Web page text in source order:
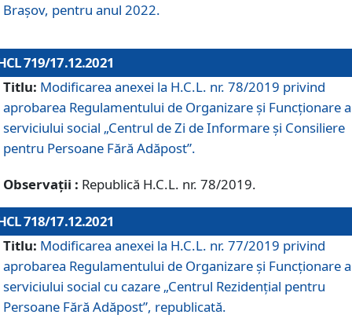
Brașov, pentru anul 2022.
719/17.12.2021
Titlu: Modificarea anexei la H.C.L. nr. 78/2019 privind
aprobarea Regulamentului de Organizare și Funcționare
serviciului social „Centrul de Zi de Informare şi Consiliere
pentru Persoane Fără Adăpost”.
Observații : Republică H.C.L. nr. 78/2019.
718/17.12.2021
Titlu: Modificarea anexei la H.C.L. nr. 77/2019 privind
aprobarea Regulamentului de Organizare și Funcționare
serviciului social cu cazare „Centrul Rezidențial pentru
Persoane Fără Adăpost”, republicată.